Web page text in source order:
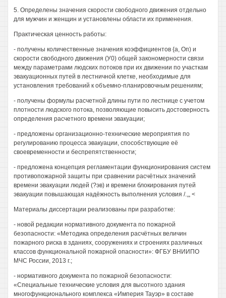
5. Определены значения скорости свободного движения отдельно
для мужчин и женщин и установлены области их применения.
Практическая ценность работы:
- получены количественные значения коэффициентов {а, Оп) и
скорости свободного движения (У0) общей закономерности связи
между параметрами людских потоков при их движении по участкам
эвакуационных путей в лестничной клетке, необходимые для
установления требований к объемно-планировочным решениям;
- получены формулы расчетной длины пути по лестнице с учетом
плотности людского потока, позволяющие повысить достоверность
определения расчетного времени эвакуации;
- предложены организационно-технические мероприятия по
регулированию процесса эвакуации, способствующие её
своевременности и беспрепятственности;
- предложена концепция регламентации функционирования систем
противопожарной защиты при сравнении расчётных значений
времени эвакуации людей (?эв) и времени блокирования путей
эвакуации повышающая надёжность выполнения условия /.,„ <
Материалы диссертации реализованы при разработке:
- новой редакции нормативного документа по пожарной
безопасности: «Методика определения расчётных величин
пожарного риска в зданиях, сооружениях и строениях различных
классов функциональной пожарной опасности»: ФГБУ ВНИИПО
МЧС России, 2013 г.;
- нормативного документа по пожарной безопасности:
«Специальные технические условия для высотного здания
многофункционального комплекса «Империя Тауэр» в составе